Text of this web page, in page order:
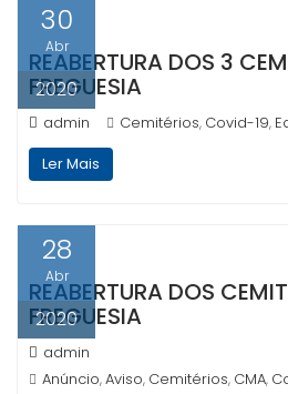
30
Abr
2020
REABERTURA DOS 3
FREGUESIA
admin Cemitérios, Covid-19,
Ler Mais
28
Abr
2020
REABERTURA DOS
FREGUESIA
admin
Anúncio,Aviso, Cemitérios, CMA,